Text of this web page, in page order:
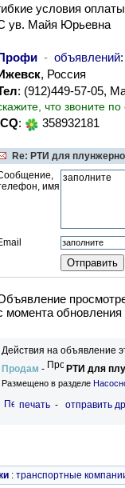
условия
ув. Майя Юрьевна
- объявлений
, Россия
: (912)449-57-05,
что звоните
: 358932181
Re: РТИ для
имя
момента обновления
Действия на объявление
Продам - РТИ для
Размещено в разделе
печать - отправить
: транспортные